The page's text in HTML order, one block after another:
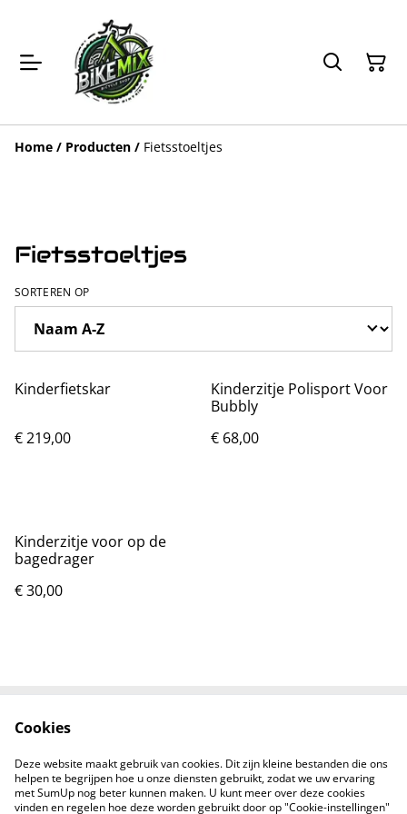
Home / Producten / Fietsstoeltjes
Fietsstoeltjes
SORTEREN OP
Kinderfietskar
€ 219,00
Kinderzitje Polisport Voor
Bubbly
€ 68,00
Kinderzitje voor op de
bagedrager
€ 30,00
Cookiebeleid
Contacten
Levering
Cookies
Deze website maakt gebruik van cookies. Dit zijn kleine bestanden die ons
helpen te begrijpen hoe u onze diensten gebruikt, zodat we uw ervaring
met SumUp nog beter kunnen maken. U kunt meer over deze cookies
vinden en regelen hoe deze worden gebruikt door op "Cookie-instellingen"